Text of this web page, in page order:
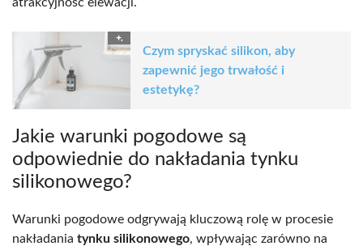
Czym spryskać silikon, aby
zapewnić jego trwałość i
estetykę?
Jakie warunki pogodowe są
odpowiednie do nakładania tynku
silikonowego?
Warunki pogodowe odgrywają kluczową rolę w procesie
nakładania tynku silikonowego, wpływając zarówno na